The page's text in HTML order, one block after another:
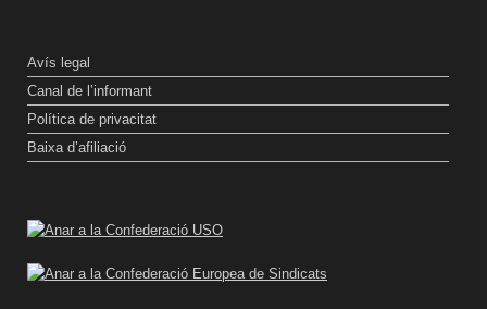
Avís legal
Canal de l’informant
Política de privacitat
Baixa d’afiliació